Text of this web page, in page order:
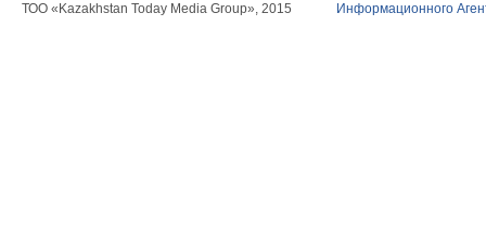
ТОО «Kazakhstan Today Media Group», 2015
Информационного